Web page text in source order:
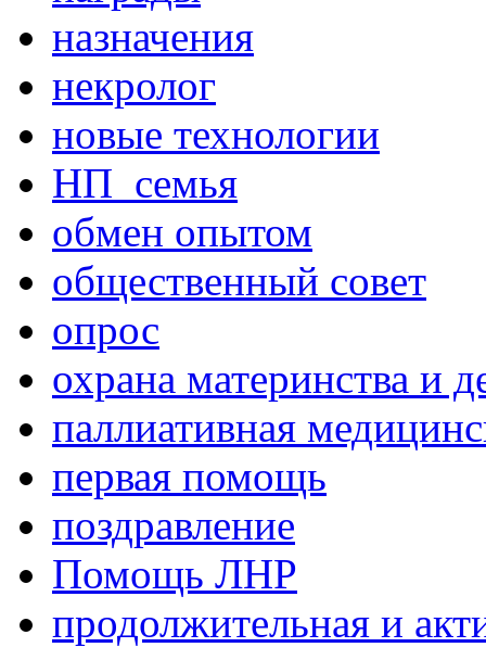
назначения
некролог
новые технологии
НП_семья
обмен опытом
общественный совет
опрос
охрана материнства и
паллиативная
первая помощь
поздравление
Помощь ЛНР
продолжительная и